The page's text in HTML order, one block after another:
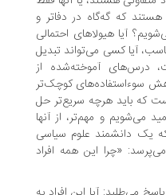
که گه‌گاه در دفاتر و
هیولاهای احتمالی
کسی می‌تواند تبدیل
آموخته‌شده از
کوچک‌تر
هرچه سریع‌تر حل
و مهم‌تر، از آنها
علوم سیاسی
این همه افراد